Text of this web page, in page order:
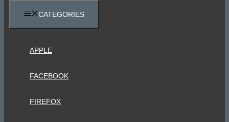
CATEGORIES
APPLE
FACEBOOK
FIREFOX